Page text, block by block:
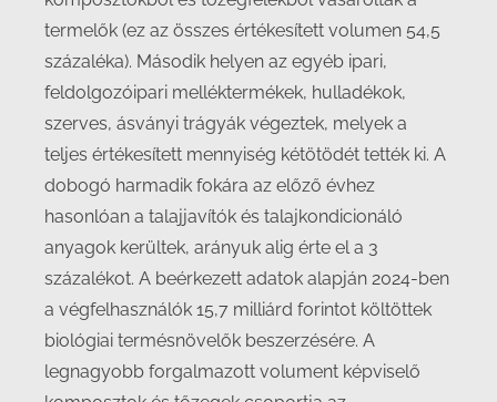
termelők (ez az összes értékesített volumen 54,5
százaléka). Második helyen az egyéb ipari,
feldolgozóipari melléktermékek, hulladékok,
szerves, ásványi trágyák végeztek, melyek a
teljes értékesített mennyiség kétötödét tették ki. A
dobogó harmadik fokára az előző évhez
hasonlóan a talajjavítók és talajkondicionáló
anyagok kerültek, arányuk alig érte el a 3
százalékot. A beérkezett adatok alapján 2024-ben
a végfelhasználók 15,7 milliárd forintot költöttek
biológiai termésnövelők beszerzésére. A
legnagyobb forgalmazott volument képviselő